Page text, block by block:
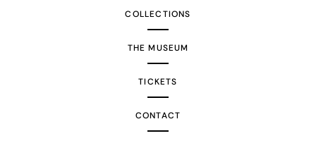
COLLECTIONS
THE MUSEUM
TICKETS
CONTACT